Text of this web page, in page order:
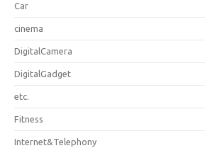
Car
cinema
DigitalCamera
DigitalGadget
etc.
Fitness
Internet&Telephony